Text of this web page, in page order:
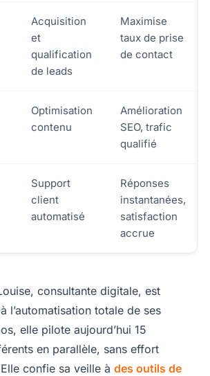
Acquisition
et
qualification
de leads
Maximise
taux de prise
de contact
Optimisation
contenu
Amélioration
SEO, trafic
qualifié
Support
client
automatisé
Réponses
instantanées,
satisfaction
accrue
consultante digitale, est
l’automatisation totale de ses
elle pilote aujourd’hui 15
en parallèle, sans effort
confie sa veille à des outils de